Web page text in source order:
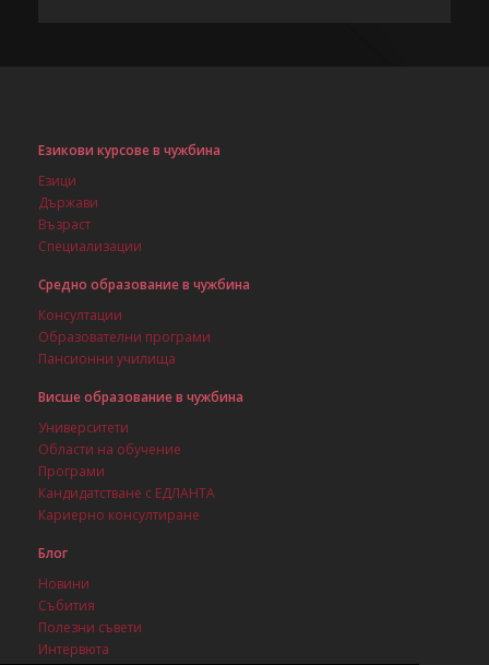
Езикови курсове в чужбина
Езици
Държави
Възраст
Специализации
Средно образование в чужбина
Консултации
Образователни програми
Пансионни училища
Висше образование в чужбина
Университети
Области на обучение
Програми
Кандидатстване с ЕДЛАНТА
Кариерно консултиране
Блог
Новини
Събития
Полезни съвети
Интервюта